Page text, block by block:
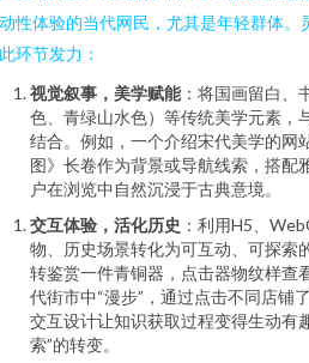
性体验的当代网民，尤其是年轻群体
环节发力：
视觉叙事，美学赋能：将国画留白、
色、青绿山水色）等传统美学元素，
结合。例如，一个介绍宋代美学的网
图》长卷作为背景或导航线索，搭配
户在浏览中自然沉浸于古典意境。
交互体验，活化历史 ：利用H5、
物、历史场景转化为可互动、可探索
转鉴赏一件青铜器，点击器物纹样查
代街市中“漫步”，通过点击不同店铺
交互设计让知识获取过程变得生动有
索”的转变。